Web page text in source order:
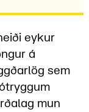
eykur
á
sem
mun